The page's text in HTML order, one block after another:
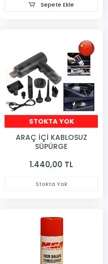
Sepete Ekle
STOKTA YOK
ARAÇ İÇİ KABLOSUZ
SÜPÜRGE
1.440,00 TL
Stokta Yok